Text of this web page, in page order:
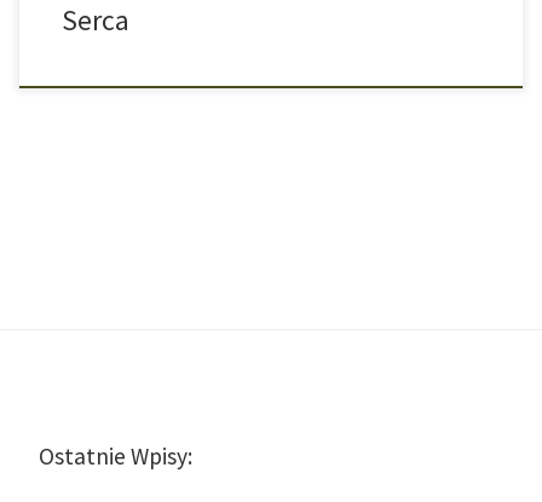
Serca
Ostatnie Wpisy: